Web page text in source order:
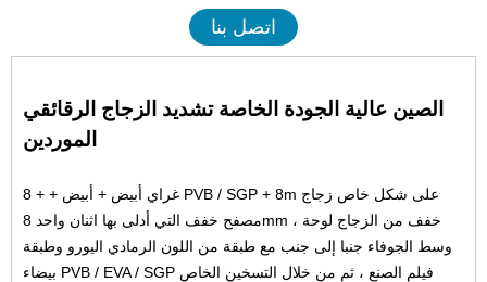
اتصل بنا
الصين عالية الجودة الخاصة تشديد الزجاج الرقائقي
الموردين
8 + + غراي أبيض + أبيض PVB / SGP + 8m على شكل خاص زجاج
مصفح خفف التي أدلى بها اثنان واحد 8mm خفف من الزجاج لوحة ،
وسط الجوفاء جنبا إلى جنب مع طبقة من اللون الرمادي اليورو وطبقة
بيضاء PVB / EVA / SGP فيلم الصنع ، ثم من خلال التسخين الخاص